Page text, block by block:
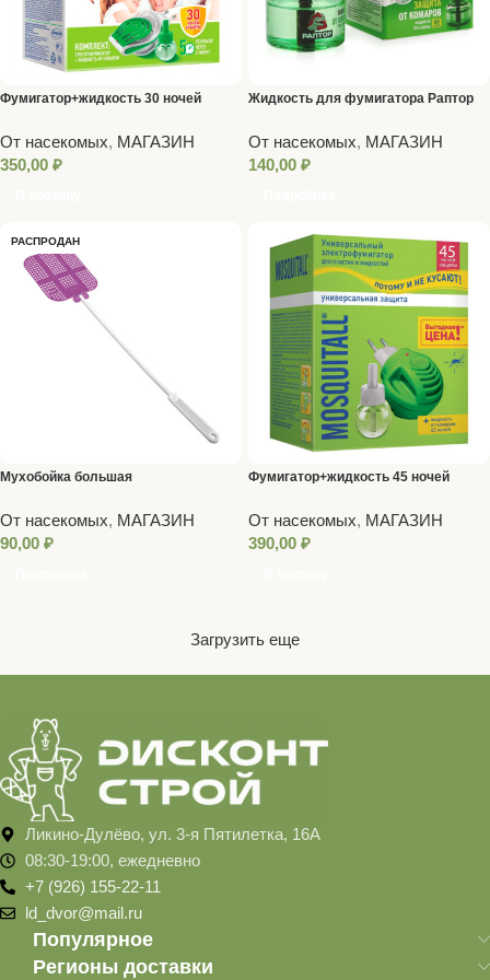
Фумигатор+жидкость 30 ночей
От насекомых, МАГАЗИН
350,00 ₽
Жидкость для фумигатора Раптор
От насекомых, МАГАЗИН
140,00 ₽
РАСПРОДАН
Мухобойка большая
От насекомых, МАГАЗИН
90,00 ₽
Фумигатор+жидкость 45 ночей
От насекомых, МАГАЗИН
390,00 ₽
Загрузить еще
Ликино-Дулёво, ул. 3-я Пятилетка, 16А
08:30-19:00, ежедневно
+7 (926) 155-22-11
ld_dvor@mail.ru
Популярное
Регионы доставки